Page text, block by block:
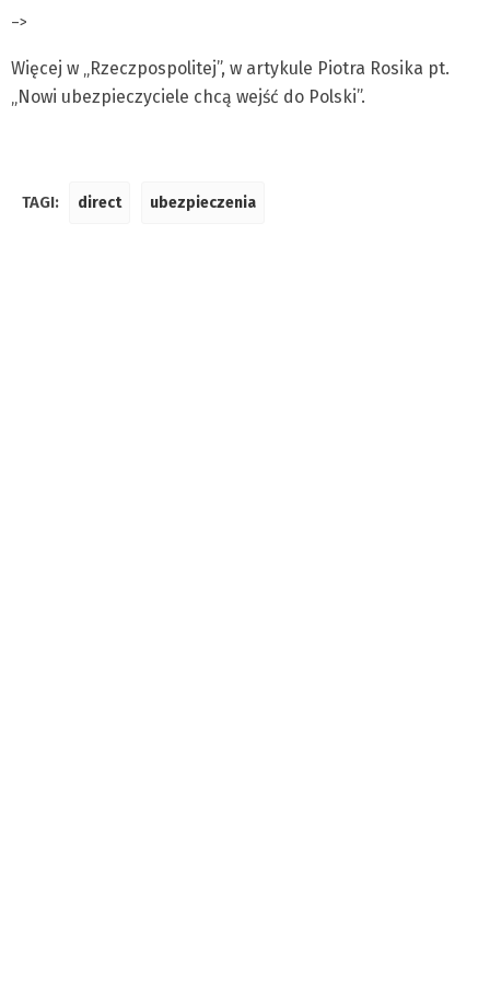
–>
Więcej w „Rzeczpospolitej”, w artykule Piotra Rosika pt.
„Nowi ubezpieczyciele chcą wejść do Polski”.
TAGI: direct ubezpieczenia